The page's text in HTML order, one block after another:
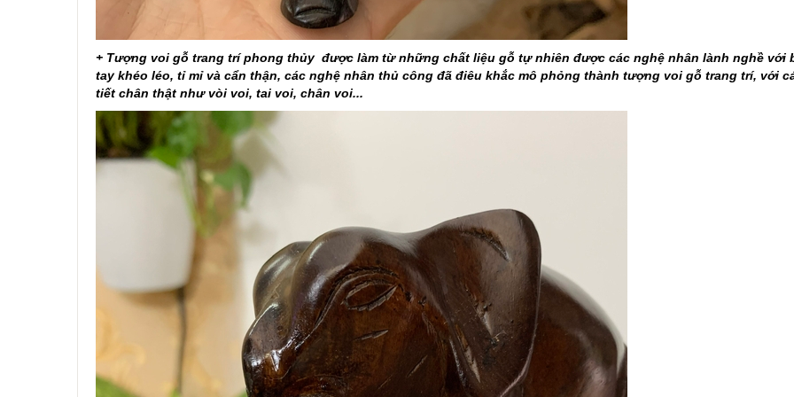
+ Tượng voi gỗ trang trí phong thủy được làm từ những chất liệu gỗ tự nhiên được các nghệ nhân lành nghề với
tay khéo léo, tỉ mỉ và cẩn thận, các nghệ nhân thủ công đã điêu khắc mô phỏng thành tượng voi gỗ trang trí, với
tiết chân thật như vòi voi, tai voi, chân voi...